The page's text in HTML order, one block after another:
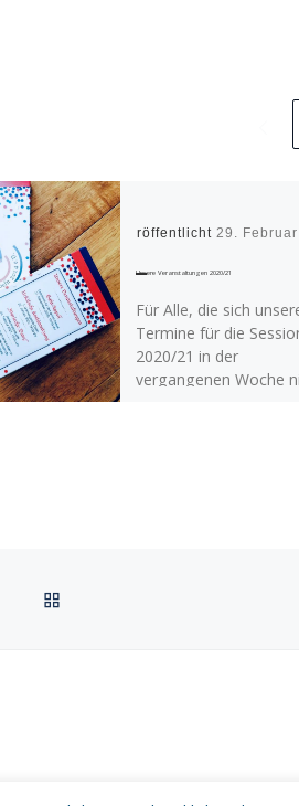
Veröffentlicht 29. Februar
Unsere Veranstaltungen 2020/21
Für Alle, die sich
Termine für die
2020/21 in der
vergangenen Woche